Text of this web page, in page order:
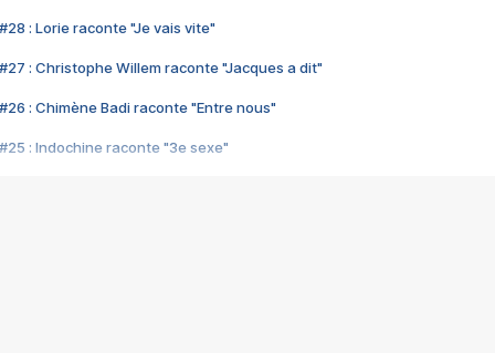
#28 : Lorie raconte "Je vais vite"
#27 : Christophe Willem raconte "Jacques a dit"
#26 : Chimène Badi raconte "Entre nous"
#25 : Indochine raconte "3e sexe"